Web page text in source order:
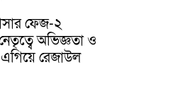
ফেজ-২
অভিজ্ঞতা ও
এগিয়ে রেজাউল